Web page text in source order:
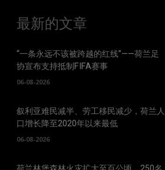
最新的文章
“一条永远不该被跨越的红线”——荷兰足
协宣布支持抵制FIFA赛事
06-08-2026
叙利亚难民减半、劳工移民减少，荷兰人
口增长降至2020年以来最低
06-08-2026